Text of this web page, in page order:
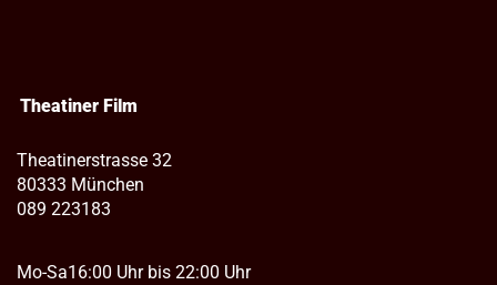
Theatiner Film
Theatinerstrasse 32
80333 München
089 223183
Mo-Sa16:00 Uhr bis 22:00 Uhr